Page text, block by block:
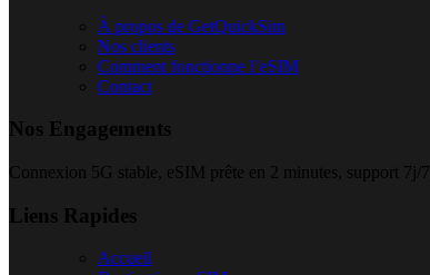
À propos de GetQuickSim
Nos clients
Comment fonctionne l’eSIM
Contact
Nos Engagements
Connexion 5G stable, eSIM prête en 2 minutes, support 7j/7.
Liens Rapides
Accueil